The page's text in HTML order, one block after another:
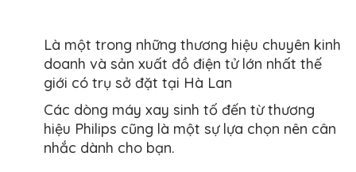
Là một trong những thương hiệu chuyên kinh
doanh và sản xuất đồ điện tử lớn nhất thế
giới có trụ sở đặt tại Hà Lan
Các dòng máy xay sinh tố đến từ thương
hiệu Philips cũng là một sự lựa chọn nên cân
nhắc dành cho bạn.